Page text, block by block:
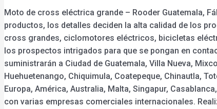
Moto de cross eléctrica grande – Rooder Guatemala,
productos, los detalles deciden la alta calidad de los
cross grandes, ciclomotores eléctricos, bicicletas
los prospectos intrigados para que se pongan en
suministrarán a Ciudad de Guatemala, Villa Nueva,
Huehuetenango, Chiquimula, Coatepeque, Chinautla,
Europa, América, Australia, Malta, Singapur,
con varias empresas comerciales internacionales.